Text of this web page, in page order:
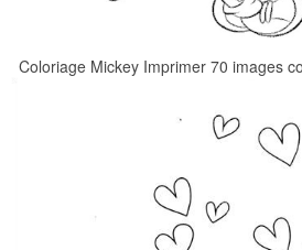
Coloriage Mickey Imprimer 70 images